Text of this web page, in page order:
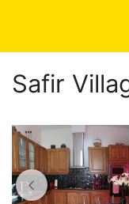
Safir